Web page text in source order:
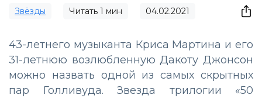
Звёзды Читать 1 мин 04.02.2021
43-летнего музыканта Криса Мартина и его
31-летнюю возлюбленную Дакоту Джонсон
можно назвать одной из самых скрытных
пар Голливуда. Звезда трилогии «50